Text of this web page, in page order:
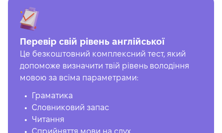
Перевір свій рівень англійської
Це безкоштовний комплексний тест, який
допоможе визначити твій рівень володіння
мовою за всіма параметрами:
Граматика
Словниковий запас
Читання
Сприйняття мови на слух